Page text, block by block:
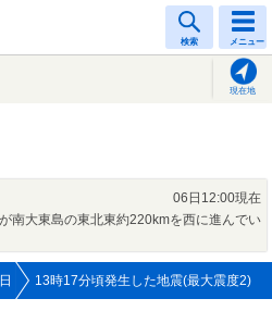
検索 メニュー
現在地
06日12:00現在
南大東島の東北東約220kmを西に進んでい
13時17分頃発生した地震(最大震度2)